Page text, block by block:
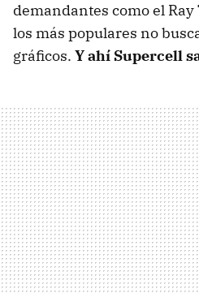
demandantes como el
los más populares no
gráficos. Y ahí Supercell